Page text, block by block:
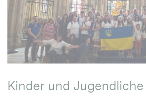
Kinder und